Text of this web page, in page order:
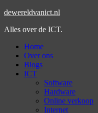
dewereldvanict.nl
Alles over de ICT.
Home
Over ons
Blogs
ICT
Software
Hardware
Online verkoop
Internet